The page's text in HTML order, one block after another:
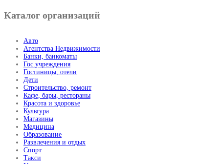
Каталог организаций
Авто
Агентства Недвижимости
Банки, банкоматы
Гос.учреждения
Гостиницы, отели
Дети
Строительство, ремонт
Кафе, бары, рестораны
Красота и здоровье
Культура
Магазины
Медицина
Образование
Развлечения и отдых
Спорт
Такси